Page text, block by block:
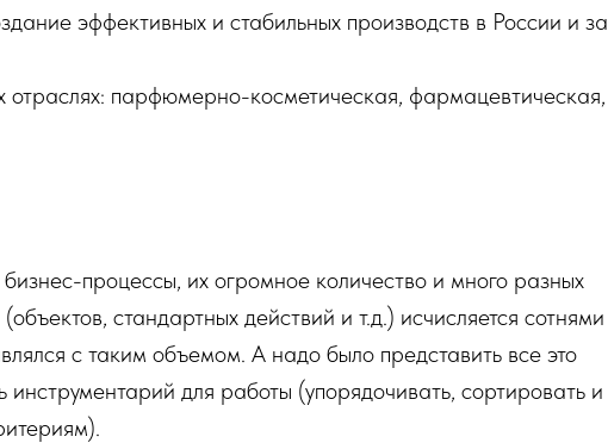
эффективных и стабильных производств в России и за
отраслях: парфюмерно-косметическая, фармацевтическая,
процессы, их огромное количество и много разных
стандартных действий и т.д.) исчисляется сотнями
с таким объемом. А надо было представить все это
для работы (упорядочивать, сортировать и